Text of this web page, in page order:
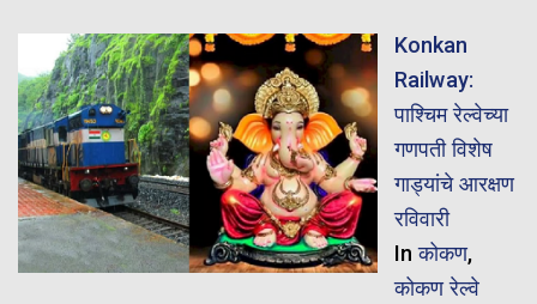
Konkan
Railway:
पाश्चिम रेल्वेच्या
गणपती विशेष
गाड्यांचे आरक्षण
रविवारी
Inकोकण,
कोकण रेल्वे